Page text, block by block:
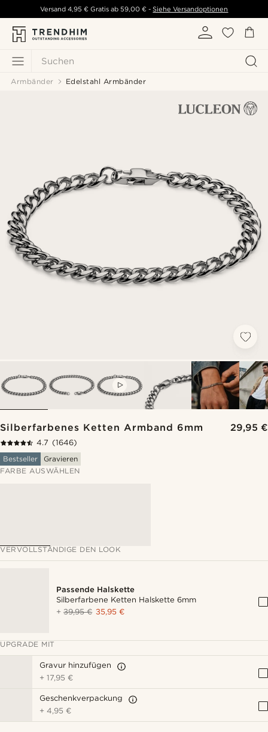
Suchen
Versand 4,95 € Gratis ab 59,00 € - Siehe Versandoptionen
Armbänder Edelstahl Armbänder
Silberfarbenes Ketten Armband 6mm 29,95 €
4.7 (1646)
Bestseller
Gravieren
FARBE AUSWÄHLEN
VERVOLLSTÄNDIGE DEN LOOK
Passende Halskette
Silberfarbene Ketten Halskette 6mm
+39,95 € 35,95 €
UPGRADE MIT
Gravur hinzufügen
+17,95 €
Geschenkverpackung
+4,95 €